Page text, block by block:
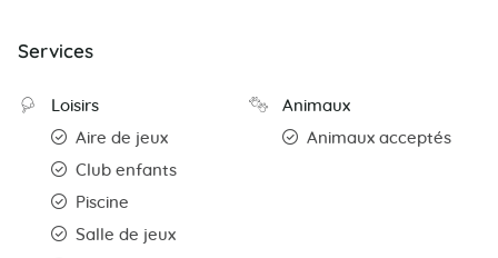
Services
Loisirs
Aire de jeux
Club enfants
Piscine
Salle de jeux
Animaux
Animaux acceptés